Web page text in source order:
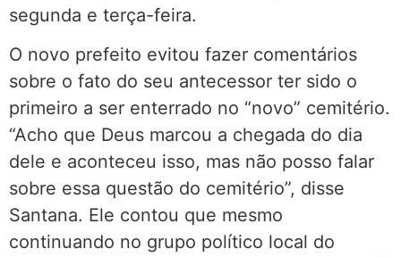
segunda e terça-feira.
O novo prefeito evitou fazer comentários
sobre o fato do seu antecessor ter sido o
primeiro a ser enterrado no “novo” cemitério.
“Acho que Deus marcou a chegada do dia
dele e aconteceu isso, mas não posso falar
sobre essa questão do cemitério”, disse
Santana. Ele contou que mesmo
continuando no grupo político local do